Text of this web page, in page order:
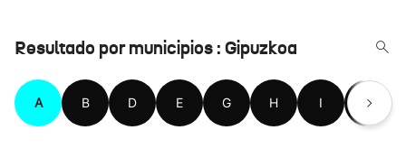
Resultado por municipios : Gipuzkoa
A B D E G H I L